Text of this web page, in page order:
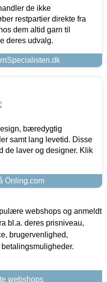
de ikke
restpartier direkte fra
dem altid garn til
deres udvalg.
bæredygtig
samt lang levetid. Disse
de laver og designer. Klik
Önling.com
webshops og anmeldt
bl.a. deres prisniveau,
brugervenlighed,
webshops